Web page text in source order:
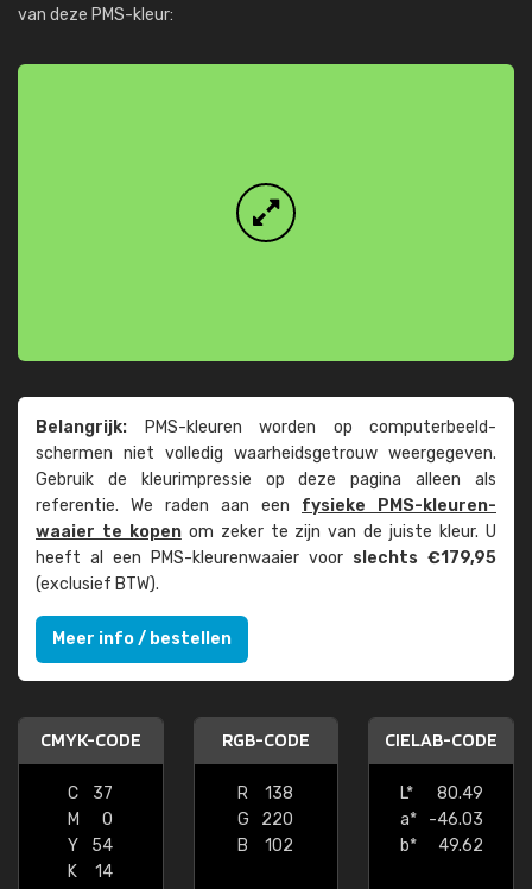
van deze PMS-kleur:
Belangrijk: PMS-kleuren worden op computer­beeld­
schermen niet volledig waarheids­­getrouw weer­gegeven.
Gebruik de kleur­impressie op deze pagina alleen als
referentie. We raden aan een fysieke PMS-kleuren­
waaier te kopenom zeker te zijn van de juiste kleur. U
heeft al een PMS-kleuren­waaier voor slechts €179,95
(exclusief BTW).
Meer info / bestellen
CMYK-CODE
C
37
M
0
Y
54
K
14
RGB-CODE
R
138
G
220
B
102
CIELAB-CODE
L*
80.49
a*
-46.03
b*
49.62